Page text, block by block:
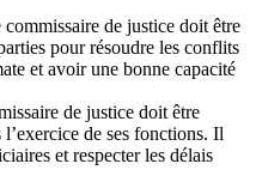
de justice doit être
pour résoudre les conflits
et avoir une bonne capacité
de justice doit être
de ses fonctions. Il
et respecter les délais